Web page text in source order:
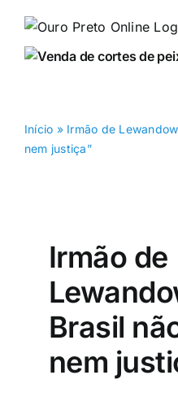
para
Início » Irmão de
nem justiça”
Irmão de
Brasil
nem